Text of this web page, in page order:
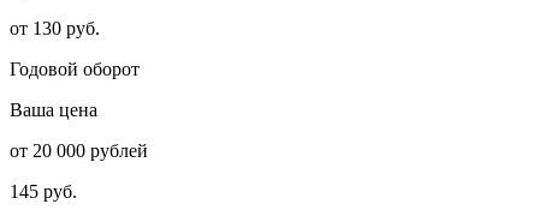
от 130 руб.
Годовой оборот
Ваша цена
от 20 000 рублей
145 руб.